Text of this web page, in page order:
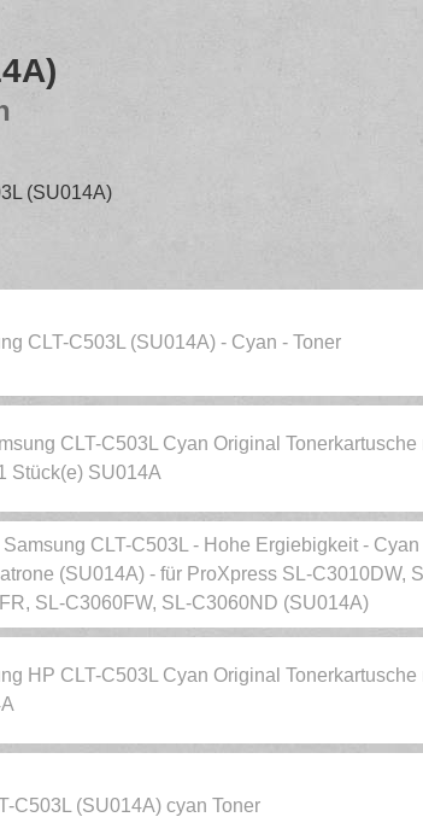
(SU014A)
CLT-C503L (SU014A) - Cyan - Toner
CLT-C503L Cyan Original
Stück(e) SU014A
Samsung CLT-C503L - Hohe Ergiebigkeit -
(SU014A) - für ProXpress SL-C3010DW,
SL-C3060FW, SL-C3060ND (SU014A)
HP CLT-C503L Cyan Original
C503L (SU014A) cyan Toner